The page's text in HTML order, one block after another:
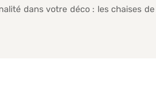
dans votre déco : les chaises